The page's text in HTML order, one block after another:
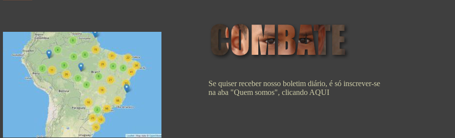
Se quiser receber nosso boletim diário, é só inscrever-se
na aba "Quem somos", clicando AQUI